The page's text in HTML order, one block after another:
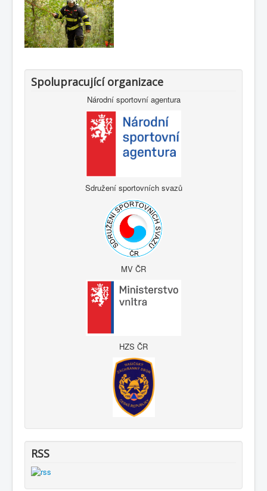
Spolupracující organizace
Národní sportovní agentura
Sdružení sportovních svazů
MV ČR
HZS ČR
RSS